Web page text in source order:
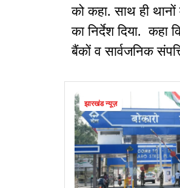
को कहा. साथ ही
का निर्देश दिया. कहा
बैंकों व सार्वजनिक
झारखंड न्यूज़